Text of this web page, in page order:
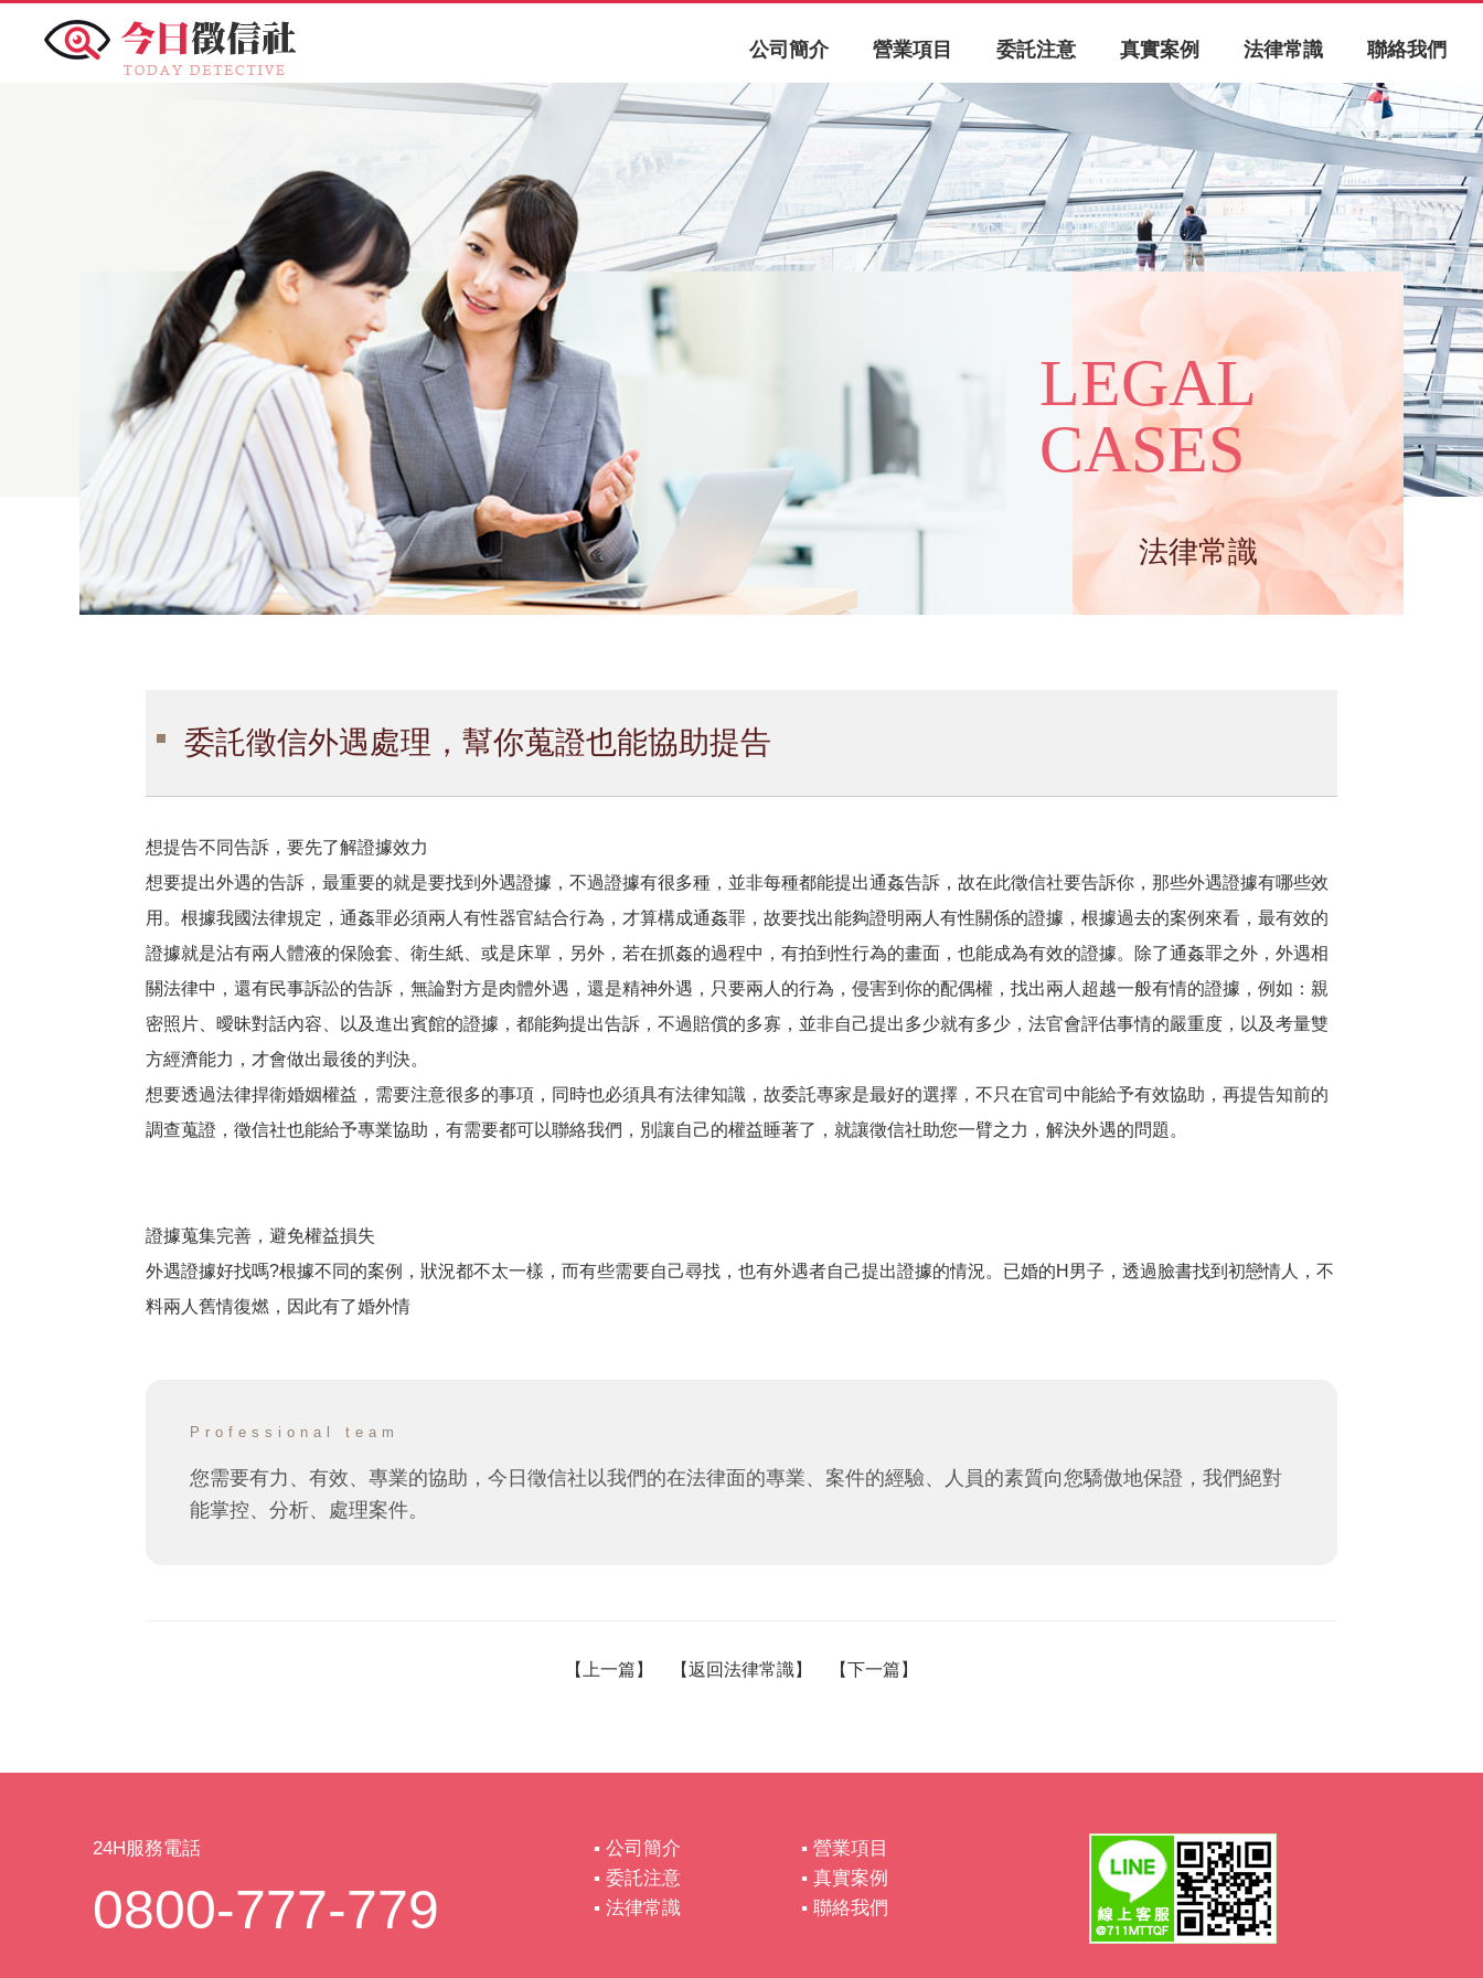
公司簡介 營業項目 委託注意 真實案例 法律常識 聯絡我們
LEGAL
CASES
法律常識
委託徵信外遇處理，幫你蒐證也能協助提告
想提告不同告訴，要先了解證據效力
想要提出外遇的告訴，最重要的就是要找到外遇證據，不過證據有很多種，並非每種都能提出通姦告訴，故在此徵信社要告訴你，那些外遇證據有哪些效
用。根據我國法律規定，通姦罪必須兩人有性器官結合行為，才算構成通姦罪，故要找出能夠證明兩人有性關係的證據，根據過去的案例來看，最有效的
證據就是沾有兩人體液的保險套、衛生紙、或是床單，另外，若在抓姦的過程中，有拍到性行為的畫面，也能成為有效的證據。除了通姦罪之外，外遇相
關法律中，還有民事訴訟的告訴，無論對方是肉體外遇，還是精神外遇，只要兩人的行為，侵害到你的配偶權，找出兩人超越一般有情的證據，例如：親
密照片、曖昧對話內容、以及進出賓館的證據，都能夠提出告訴，不過賠償的多寡，並非自己提出多少就有多少，法官會評估事情的嚴重度，以及考量雙
方經濟能力，才會做出最後的判決。
想要透過法律捍衛婚姻權益，需要注意很多的事項，同時也必須具有法律知識，故委託專家是最好的選擇，不只在官司中能給予有效協助，再提告知前的
調查蒐證，徵信社也能給予專業協助，有需要都可以聯絡我們，別讓自己的權益睡著了，就讓徵信社助您一臂之力，解決外遇的問題。
證據蒐集完善，避免權益損失
外遇證據好找嗎?根據不同的案例，狀況都不太一樣，而有些需要自己尋找，也有外遇者自己提出證據的情況。已婚的H男子，透過臉書找到初戀情人，不
料兩人舊情復燃，因此有了婚外情
Professional team
您需要有力、有效、專業的協助，今日徵信社以我們的在法律面的專業、案件的經驗、人員的素質向您驕傲地保證，我們絕對
能掌控、分析、處理案件。
【 上一篇 】 【返回法律常識】 【下一篇 】
24H服務電話
0800-777-779
▪ 公司簡介
▪ 營業項目
▪ 委託注意
▪ 真實案例
▪ 法律常識
▪ 聯絡我們